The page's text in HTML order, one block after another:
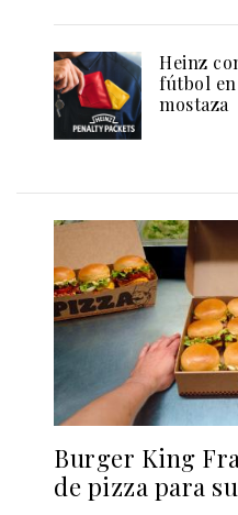
Heinz
fútbol
mostaza
Burger King
de pizza para